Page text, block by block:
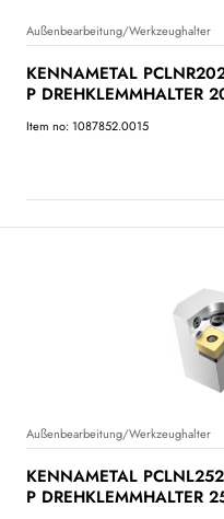
Außenbearbeitung/Werkzeughalter
KENNAMETAL
P DREHKLEMMHALTER
Item no: 1087852.0015
Außenbearbeitung/Werkzeughalter
KENNAMETAL
P DREHKLEMMHALTER